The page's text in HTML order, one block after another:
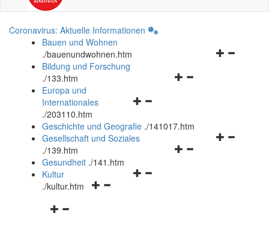
Coronavirus: Aktuelle Informationen
Bauen und Wohnen
./bauenundwohnen.htm
Navigationsmenü
Bildung und Forschung
./133.htm
Navigationsmenü
und
schließen
Europa und
Internationales
./203110.htm
Geschichte und Geografie ./141017.htm
Navigationsmenü
Gesellschaft und Soziales
./139.htm
Navigationsmenü
Gesundheit ./141.htm
Navigationsmenü
Kultur
./kultur.htm
Navigationsmenü